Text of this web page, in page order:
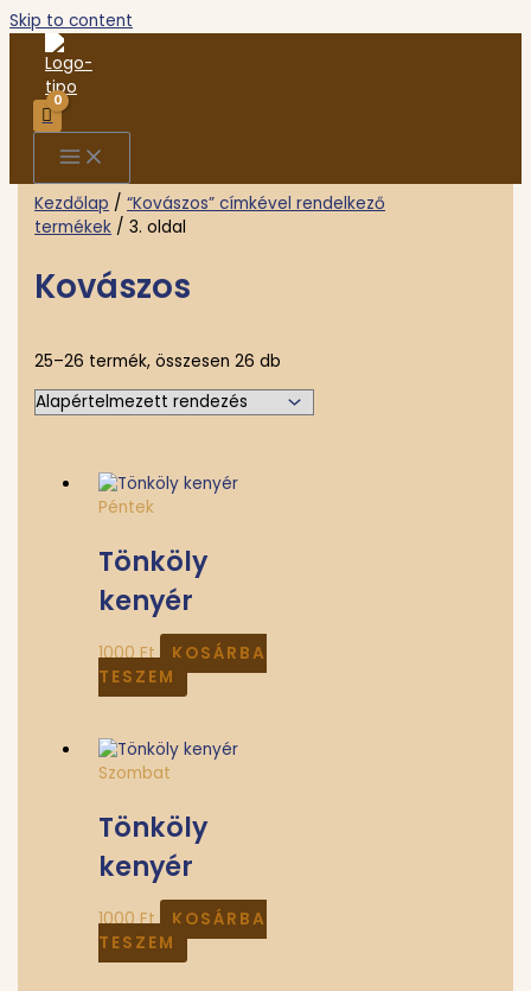
Skip to content
Kezdőlap /“Kovászos” címkével rendelkező
termékek / 3. oldal
Kovászos
25–26 termék, összesen 26 db
Péntek
Tönköly
kenyér
1000Ft
KOSÁRBA
TESZEM
Szombat
Tönköly
kenyér
1000Ft
KOSÁRBA
TESZEM